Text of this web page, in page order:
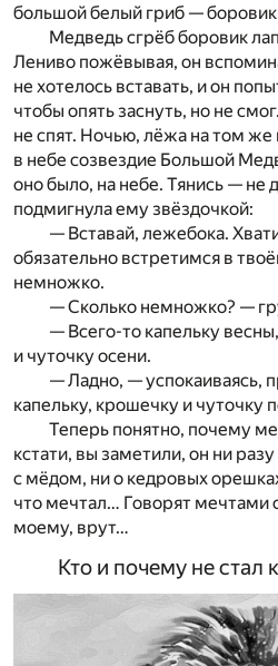
большой белый гриб —
Медведь сгрёб боровик
Лениво пожёвывая, он
не хотелось вставать, и он
чтобы опять заснуть, но не
не спят. Ночью, лёжа на том
в небе созвездие Большой
оно было, на небе. Тянись —
подмигнула ему звёздочкой:
— Вставай, лежебока.
обязательно встретимся в
немножко.
— Сколько немножко? —
— Всего-то капельку
и чуточку осени.
— Ладно, — успокаиваясь,
капельку, крошечку и чуточку
Теперь понятно, почему
кстати, вы заметили, он ни
с мёдом, ни о кедровых
что мечтал… Говорят мечтами
моему, врут…
Кто и почему не стал